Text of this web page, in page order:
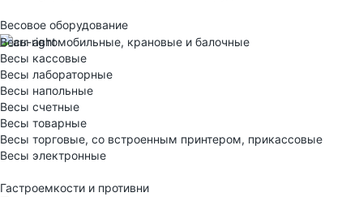
Весовое оборудование
Весы автомобильные, крановые и балочные
Весы кассовые
Весы лабораторные
Весы напольные
Весы счетные
Весы товарные
Весы торговые, со встроенным принтером, прикассовые
Весы электронные
Гастроемкости и противни